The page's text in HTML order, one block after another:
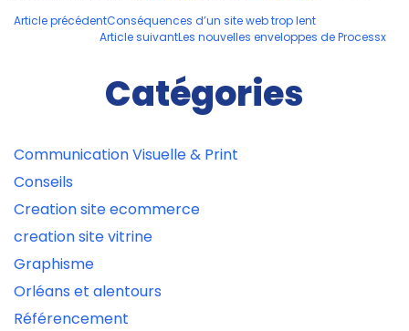
Navigation
Article précédentConséquences d’un site web trop lent
Article suivantLes nouvelles enveloppes de Processx
Catégories
Communication Visuelle & Print
Conseils
Creation site ecommerce
creation site vitrine
Graphisme
Orléans et alentours
Référencement